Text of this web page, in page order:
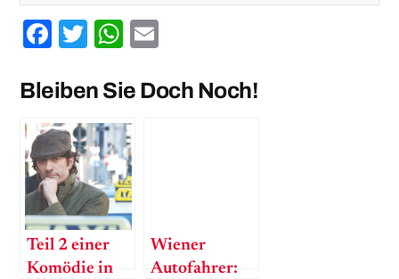
Facebook
TwitterWhatsApp
Bleiben Sie Doch Noch!
Teil 2 einer
Komödie in
Wiener
Autofahrer: